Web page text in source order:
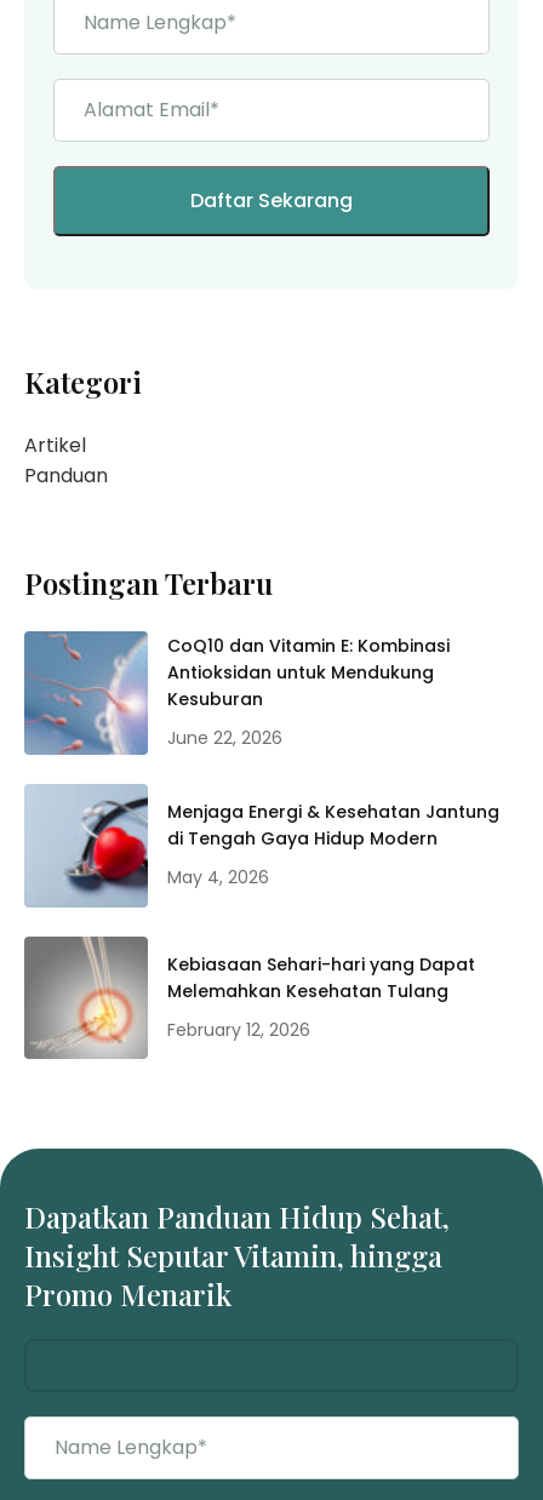
Kategori
Artikel
Panduan
Postingan Terbaru
CoQ10 dan Vitamin E: Kombinasi
Antioksidan untuk Mendukung
Kesuburan
June 22, 2026
Menjaga Energi & Kesehatan Jantung
di Tengah Gaya Hidup Modern
May 4, 2026
Kebiasaan Sehari-hari yang Dapat
Melemahkan Kesehatan Tulang
February 12, 2026
Dapatkan Panduan Hidup Sehat,
Insight Seputar Vitamin, hingga
Promo Menarik